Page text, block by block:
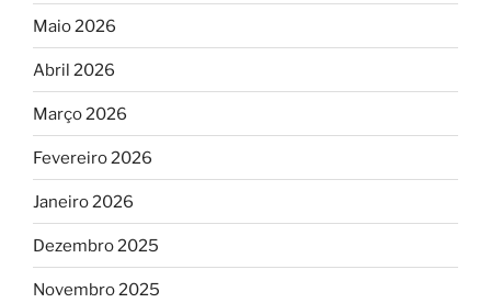
Maio 2026
Abril 2026
Março 2026
Fevereiro 2026
Janeiro 2026
Dezembro 2025
Novembro 2025